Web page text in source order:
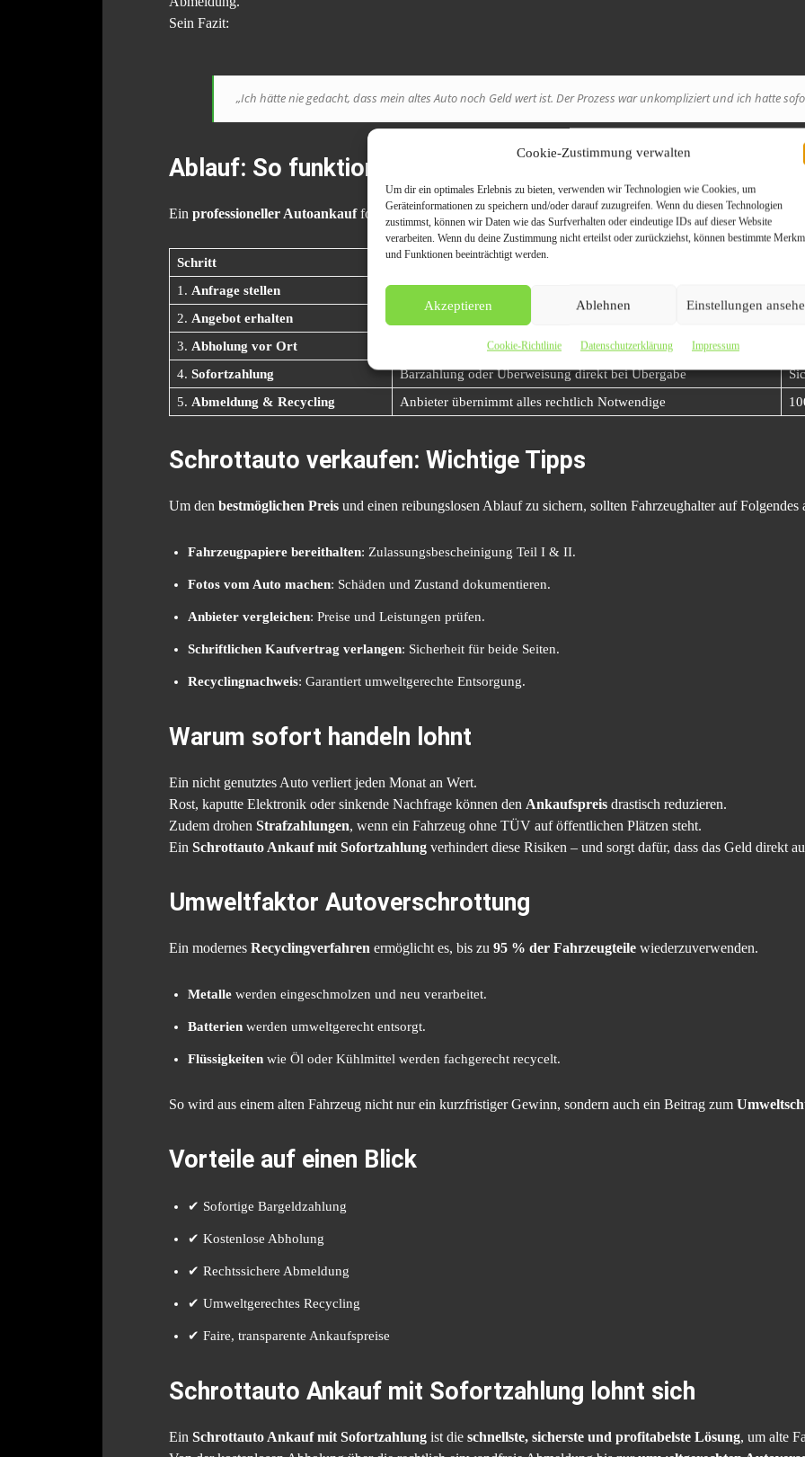
Cookie-Zustimmung verwalten
Um dir ein optimales Erlebnis zu bieten, verwenden wir Technologien wie Cookies, um
Geräteinformationen zu speichern und/oder darauf zuzugreifen. Wenn du diesen Technologien
zustimmst, können wir Daten wie das Surfverhalten oder eindeutige IDs auf dieser Website
verarbeiten. Wenn du deine Zustimmung nicht erteilst oder zurückziehst, können bestimmte
und Funktionen beeinträchtigt werden.
Akzeptieren Ablehnen Einstellungen
Cookie-Richtlinie Datenschutzerklärung Impressum
Sein Fazit:
„Ich hätte nie gedacht, dass mein altes Auto noch Geld wert ist. Der Prozess war unkompliziert und ich hatte
Ablauf: So funktioniert der Schrottauto Ankauf
Ein professioneller Autoankauffolgt einem klar strukturierten Ablauf:
Schritt Beschreibung
1. Anfrage stellen Online oder telefonisch, wenige Daten nötig
2. Angebot erhalten Sofortiger Preisvorschlag basierend auf Zustand
3. Abholung vor Ort Kostenlose Abholung, egal ob fahrbereit oder nicht
4. Sofortzahlung Barzahlung oder Überweisung direkt bei Übergabe
5. Abmeldung & Recycling Anbieter übernimmt alles rechtlich Notwendige
Schrottauto verkaufen: Wichtige Tipps
Um den bestmöglichen Preis und einen reibungslosen Ablauf zu sichern, sollten Fahrzeughalter auf Folgendes
Fahrzeugpapiere bereithalten: Zulassungsbescheinigung Teil I & II.
Fotos vom Auto machen: Schäden und Zustand dokumentieren.
Anbieter vergleichen: Preise und Leistungen prüfen.
Schriftlichen Kaufvertrag verlangen: Sicherheit für beide Seiten.
Recyclingnachweis: Garantiert umweltgerechte Entsorgung.
Warum sofort handeln lohnt
Ein nicht genutztes Auto verliert jeden Monat an Wert.
Rost, kaputte Elektronik oder sinkende Nachfrage können den Ankaufspreis drastisch reduzieren.
Zudem drohen Strafzahlungen, wenn ein Fahrzeug ohne TÜV auf öffentlichen Plätzen steht.
Ein Schrottauto Ankauf mit Sofortzahlung verhindert diese Risiken – und sorgt dafür, dass das Geld direkt
Umweltfaktor Autoverschrottung
Ein modernes Recyclingverfahren ermöglicht es, bis zu 95 % der Fahrzeugteile wiederzuverwenden.
Metalle werden eingeschmolzen und neu verarbeitet.
Batterien werden umweltgerecht entsorgt.
Flüssigkeiten wie Öl oder Kühlmittel werden fachgerecht recycelt.
So wird aus einem alten Fahrzeug nicht nur ein kurzfristiger Gewinn, sondern auch ein Beitrag zum
Vorteile auf einen Blick
✔ Sofortige Bargeldzahlung
✔ Kostenlose Abholung
✔ Rechtssichere Abmeldung
✔ Umweltgerechtes Recycling
✔ Faire, transparente Ankaufspreise
Schrottauto Ankauf mit Sofortzahlung lohnt sich
Ein Schrottauto Ankauf mit Sofortzahlung ist die schnellste, sicherste und profitabelste Lösung, um alte